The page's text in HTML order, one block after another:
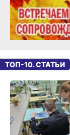
ТОП-10. СТАТЬИ